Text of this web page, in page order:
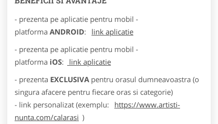
- prezenta pe aplicatie pentru mobil -
platforma ANDROID:
link aplicatie
- prezenta pe aplicatie pentru mobil -
platforma iOS:
link aplicatie
- prezenta EXCLUSIVA pentru orasul dumneavoastra (o
singura afacere pentru fiecare oras si categorie)
- link personalizat (exemplu:
https://www.artisti-
nunta.com/calarasi )